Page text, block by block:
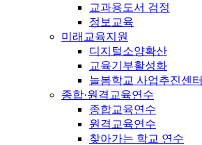
교과용도서 검정
정보교육
미래교육지원
디지털소양확산
교육기부활성화
늘봄학교 사업추진센터
종합·원격교육연수
종합교육연수
원격교육연수
찾아가는 학교 연수